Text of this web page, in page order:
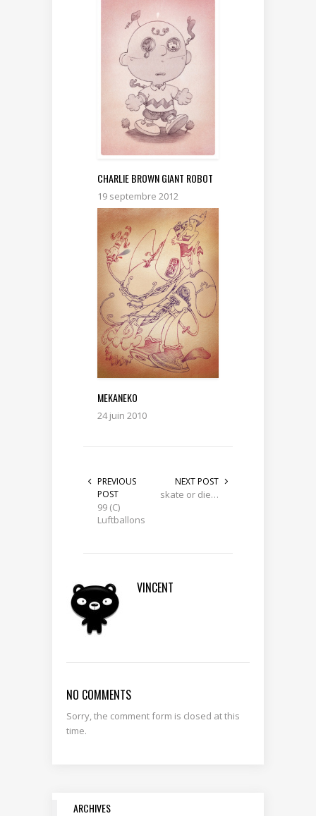
CHARLIE BROWN GIANT ROBOT
19 septembre 2012
MEKANEKO
24 juin 2010
PREVIOUS
POST
99 (C)
Luftballons
NEXT POST
skate or die…
VINCENT
NO COMMENTS
Sorry, the comment form is closed at this
time.
ARCHIVES